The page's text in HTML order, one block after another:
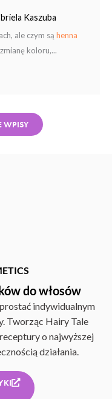
Kaszuba
ale czym są henna
koloru,...
WPISY
do włosów
indywidualnym
Tworząc Hairy Tale
o najwyższej
działania.